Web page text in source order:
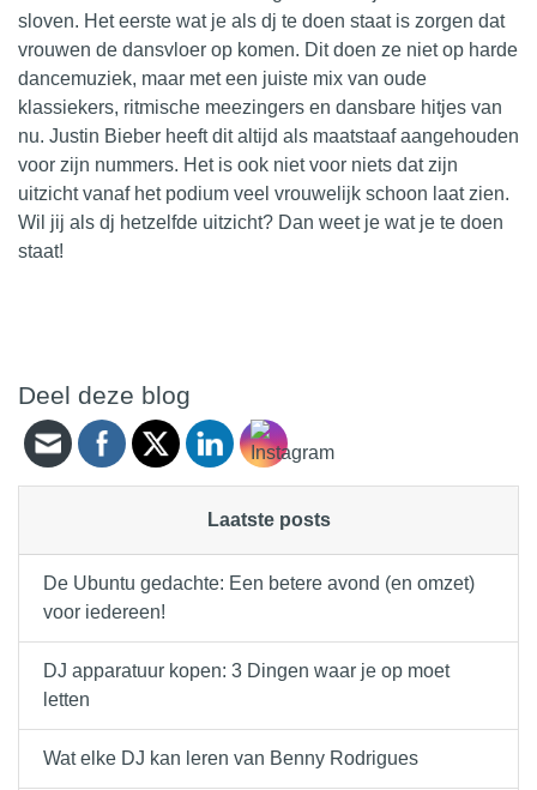
sloven. Het eerste wat je als dj te doen staat is zorgen dat
vrouwen de dansvloer op komen. Dit doen ze niet op harde
dancemuziek, maar met een juiste mix van oude
klassiekers, ritmische meezingers en dansbare hitjes van
nu. Justin Bieber heeft dit altijd als maatstaaf aangehouden
voor zijn nummers. Het is ook niet voor niets dat zijn
uitzicht vanaf het podium veel vrouwelijk schoon laat zien.
Wil jij als dj hetzelfde uitzicht? Dan weet je wat je te doen
staat!
Deel deze blog
Laatste posts
De Ubuntu gedachte: Een betere avond (en omzet)
voor iedereen!
DJ apparatuur kopen: 3 Dingen waar je op moet
letten
Wat elke DJ kan leren van Benny Rodrigues